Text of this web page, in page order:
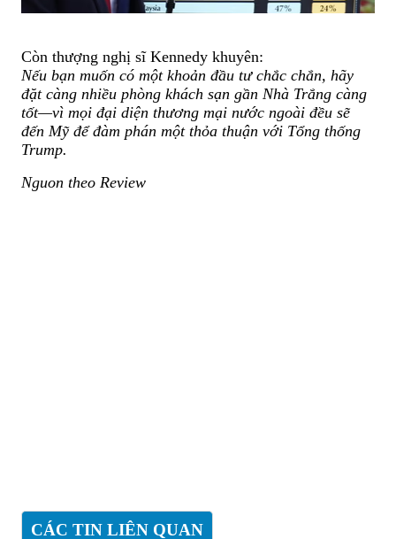
Còn thượng nghị sĩ Kennedy khuyên:
Nếu bạn muốn có một khoản đầu tư chắc chắn, hãy
đặt càng nhiều phòng khách sạn gần Nhà Trắng càng
tốt—vì mọi đại diện thương mại nước ngoài đều sẽ
đến Mỹ để đàm phán một thỏa thuận với Tổng thống
Trump.
Nguon theo Review
CÁC TIN LIÊN QUAN